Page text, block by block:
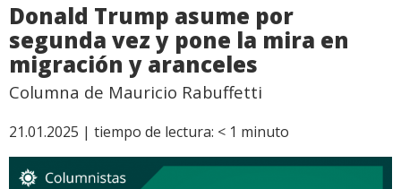
Donald Trump asume por
segunda vez y pone la mira en
migración y aranceles
Columna de Mauricio Rabuffetti
21.01.2025 | tiempo de lectura: < 1 minuto